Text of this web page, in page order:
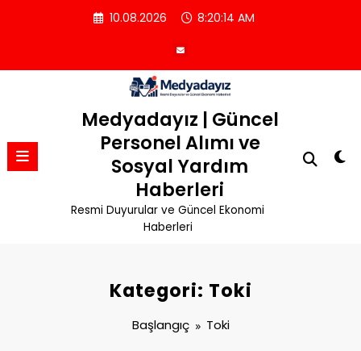
10.08.2026 8:20:14 AM
Medyadayız | Güncel
Personel Alımı ve
Sosyal Yardım
Haberleri
Resmi Duyurular ve Güncel Ekonomi
Haberleri
Kategori: Toki
Başlangıç Toki